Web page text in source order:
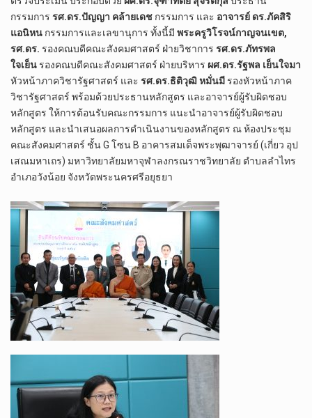
กรรมการ รศ.ดร.ปัญญา คล้ายเดช กรรมการ และ อาจารย์ ดร.ภัคสิริ
แอนิหน กรรมการและเลขานุการ ทั้งนี้มี พระครูวิโรจน์กาญจนเขต,
รศ.ดร.​ รองคณบดี​คณะสังคม​ศาสตร์​ ฝ่าย​วิชาการ​ รศ.ดร.ภัทร​พล​
ใจเย็น​ รองคณบดี​คณะ​สังคม​ศาสตร์​ ฝ่าย​บริหาร ผศ.ดร.รัฐพล เย็นใจมา
หัวหน้าภาควิชารัฐศาสตร์ และ รศ.ดร.ธิติวุฒิ หมั่นมี รองหัวหน้าภาค
วิชารัฐศาสตร์ พร้อมด้วยประธานหลักสูตร และอาจารย์ผู้รับผิดชอบ
หลักสูตร ให้การต้อนรับคณะกรรมการ แนะนำอาจารย์ผู้รับผิดชอบ
หลักสูตร และนำเสนอผลการดำเนินงานของหลักสูตร ณ ห้องประชุม
คณะสังคมศาสตร์ ชั้น G โซน B อาคารสมเด็จพระพุฒาจารย์ (เกี่ยว อุป
เสณมหาเถร) มหาวิทยาลัยมหาจุฬาลงกรณราชวิทยาลัย ตำบลลำไทร
อำเภอวังน้อย จังหวัดพระนครศรีอยุธยา